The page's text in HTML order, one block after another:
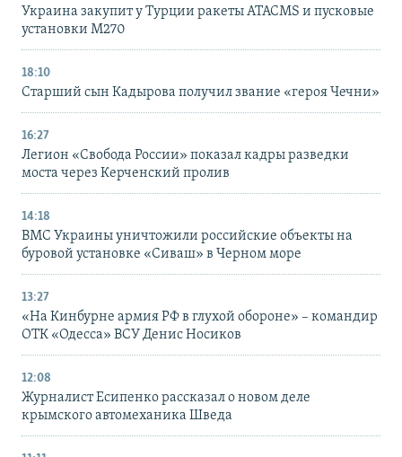
Украина закупит у Турции ракеты ATACMS и пусковые
установки M270
18:10
Старший сын Кадырова получил звание «героя Чечни»
16:27
Легион «Свобода России» показал кадры разведки
моста через Керченский пролив
14:18
ВМС Украины уничтожили российские объекты на
буровой установке «Сиваш» в Черном море
13:27
«На Кинбурне армия РФ в глухой обороне» – командир
ОТК «Одесса» ВСУ Денис Носиков
12:08
Журналист Есипенко рассказал о новом деле
крымского автомеханика Шведа